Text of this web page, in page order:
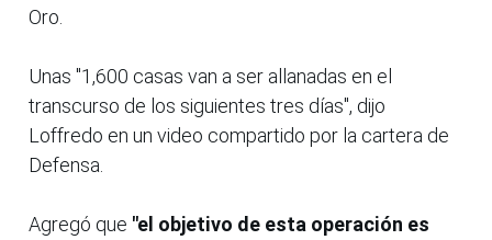
Oro.
Unas "1,600 casas van a ser allanadas en el
transcurso de los siguientes tres días", dijo
Loffredo en un video compartido por la cartera de
Defensa.
Agregó que "el objetivo de esta operación es